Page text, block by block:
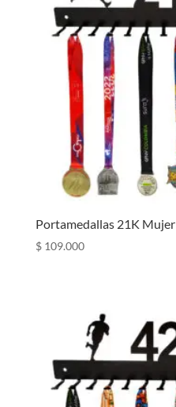
Portamedallas 21K Mujer
$109.000